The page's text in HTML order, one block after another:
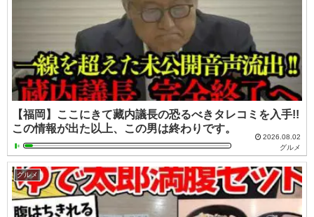
【福岡】ここにきて藏内議長の恐るべきタレコミを入手!!
この情報が出た以上、この男は終わりです。
2026.08.02
グルメ
グルメ